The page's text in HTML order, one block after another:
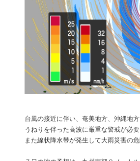
台風の接近に伴い、奄美地方、沖縄地
うねりを伴った高波に厳重な警戒が必要
また線状降水帯が発生して大雨災害の